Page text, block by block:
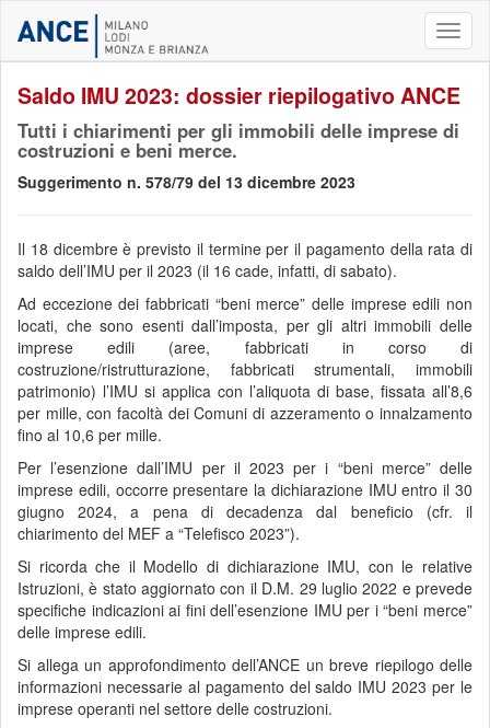
Saldo IMU 2023: dossier riepilogativo ANCE
Tutti i chiarimenti per gli immobili delle imprese di
costruzioni e beni merce.
Suggerimento n. 578/79 del 13 dicembre 2023
Il 18 dicembre è previsto il termine per il pagamento della rata di
saldo dell’IMU per il 2023 (il 16 cade, infatti, di sabato).
Ad eccezione dei fabbricati “beni merce” delle imprese edili non
locati, che sono esenti dall’imposta, per gli altri immobili delle
imprese edili (aree, fabbricati in corso di
costruzione/ristrutturazione, fabbricati strumentali, immobili
patrimonio) l’IMU si applica con l’aliquota di base, fissata all’8,6
per mille, con facoltà dei Comuni di azzeramento o innalzamento
fino al 10,6 per mille.
Per l’esenzione dall’IMU per il 2023 per i “beni merce” delle
imprese edili, occorre presentare la dichiarazione IMU entro il 30
giugno 2024, a pena di decadenza dal beneficio (cfr. il
chiarimento del MEF a “Telefisco 2023”).
Si ricorda che il Modello di dichiarazione IMU, con le relative
Istruzioni, è stato aggiornato con il D.M. 29 luglio 2022 e prevede
specifiche indicazioni ai fini dell’esenzione IMU per i “beni merce”
delle imprese edili.
Si allega un approfondimento dell’ANCE un breve riepilogo delle
informazioni necessarie al pagamento del saldo IMU 2023 per le
imprese operanti nel settore delle costruzioni.